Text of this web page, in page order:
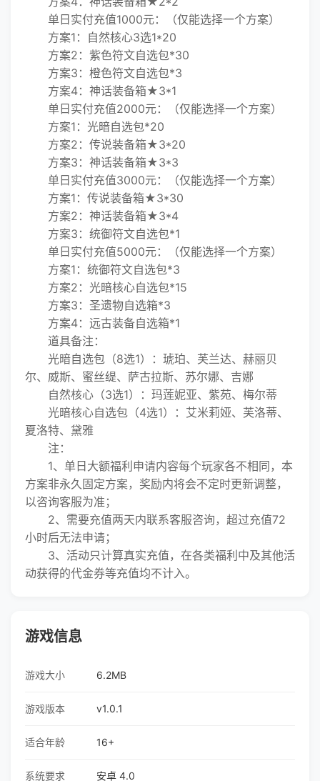
单日实付充值1000元：（仅能选择一个方案）
方案1：自然核心3选1*20
方案2：紫色符文自选包*30
方案3：橙色符文自选包*3
方案4：神话装备箱★3*1
单日实付充值2000元：（仅能选择一个方案）
方案1：光暗自选包*20
方案2：传说装备箱★3*20
方案3：神话装备箱★3*3
单日实付充值3000元：（仅能选择一个方案）
方案1：传说装备箱★3*30
方案2：神话装备箱★3*4
方案3：统御符文自选包*1
单日实付充值5000元：（仅能选择一个方案）
方案1：统御符文自选包*3
方案2：光暗核心自选包*15
方案3：圣遗物自选箱*3
方案4：远古装备自选箱*1
道具备注：
光暗自选包（8选1）：琥珀、芙兰达、赫丽贝
尔、威斯、蜜丝缇、萨古拉斯、苏尔娜、吉娜
自然核心（3选1）：玛莲妮亚、紫苑、梅尔蒂
光暗核心自选包（4选1）：艾米莉娅、芙洛蒂、
夏洛特、黛雅
注：
1、单日大额福利申请内容每个玩家各不相同，本
方案非永久固定方案，奖励内将会不定时更新调整，
以咨询客服为准；
2、需要充值两天内联系客服咨询，超过充值72
小时后无法申请；
3、活动只计算真实充值，在各类福利中及其他活
动获得的代金券等充值均不计入。
游戏信息
游戏大小 6.2MB
游戏版本 v1.0.1
适合年龄 16+
系统要求 安卓 4.0